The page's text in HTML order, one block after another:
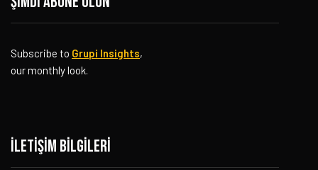
Subscribe to Grupi Insights,
our monthly look.
İletişim bilgileri